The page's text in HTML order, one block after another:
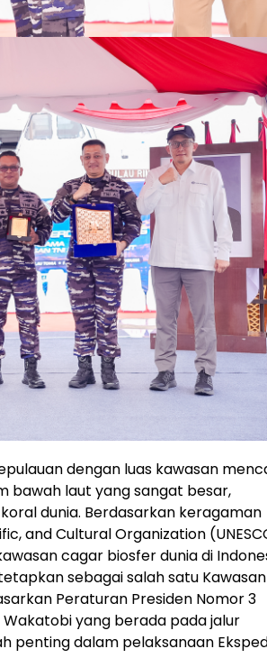
dengan luas kawasan
bawah laut yang sangat besar,
dunia. Berdasarkan keragaman
and Cultural Organization
cagar biosfer dunia di
sebagai salah satu Kawasan
Peraturan Presiden Nomor 3
Wakatobi yang berada pada jalur
penting dalam pelaksanaan